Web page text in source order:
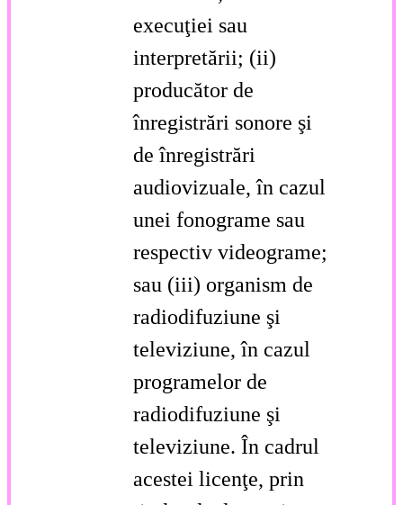
execuţiei sau
interpretării; (ii)
producător de
înregistrări sonore şi
de înregistrări
audiovizuale, în cazul
unei fonograme sau
respectiv videograme;
sau (iii) organism de
radiodifuziune şi
televiziune, în cazul
programelor de
radiodifuziune şi
televiziune. În cadrul
acestei licenţe, prin